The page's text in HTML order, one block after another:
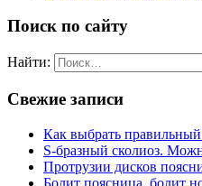
Поиск по сайту
Найти:
Свежие записи
Как выбрать
S-бразный сколиоз.
Протрузии дисков
Болит поясница, болит